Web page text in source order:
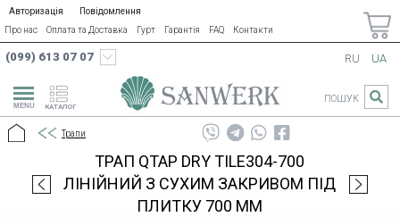
Авторизація
Повідомлення
Про нас
Оплата та Доставка Гурт Гарантія FAQ Контакти
(099) 613 07 07
КАТАЛОГ
RU UA
ПОШУК
Трапи
ТРАП QTAP DRY TILE304-700
ЛІНІЙНИЙ З СУХИМ ЗАКРИВОМ ПІД
ПЛИТКУ 700 ММ